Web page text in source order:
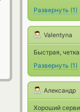
Развернуть (1)
Valentyna
Быстрая,
Развернуть (1)
Александр
Хороший